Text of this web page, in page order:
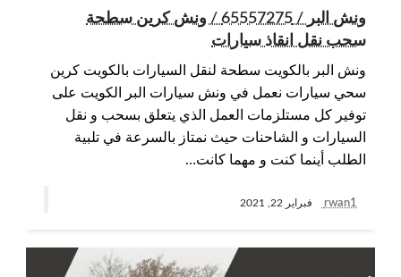
ونش البر / 65557275 / ونش كرين سطحة
سحب نقل انقاذ سيارات
ونش البر بالكويت سطحة لنقل السيارات بالكويت كرين
سحي سيارات نعمل في ونش سيارات البر الكويت على
توفير كل مستلزمات العمل الذي يتعلق بسحب و نقل
السيارات و الشاحنات حيث نمتاز بالسرعة في تلبية
الطلب أينما كنت و مهما كانت…
rwan1 فبراير 22, 2021